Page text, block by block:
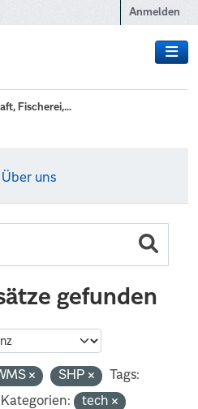
Anmelden
Fischerei,...
Über uns
gefunden
SHP
Tags:
Kategorien:
tech